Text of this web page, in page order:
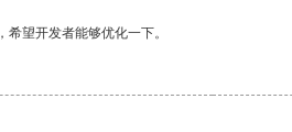
望开发者能够优化一下。